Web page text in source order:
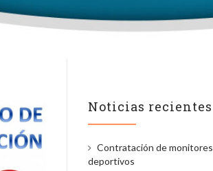
Noticias recientes
Contratación de monitores
deportivos